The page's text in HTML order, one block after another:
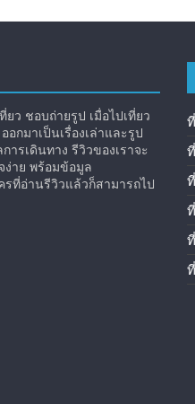
ว ชอบถ่ายรูป เมื่อไปเที่ยว
กมาเป็นเรื่องเล่าและรูป
ารเดินทาง รีวิวของเราจะ
ง่าย พร้อมข้อมูล
ที่อ่านรีวิวแล้วก็สามารถไป